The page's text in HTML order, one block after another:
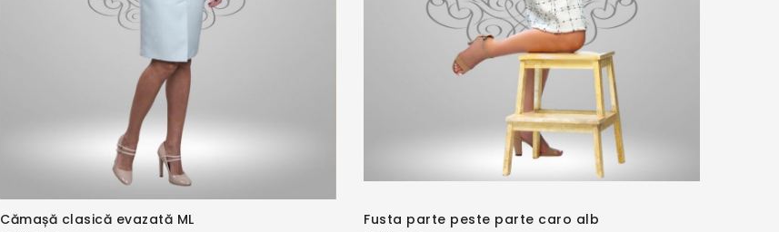
Cămașă clasică evazată ML
Fusta parte peste parte caro alb